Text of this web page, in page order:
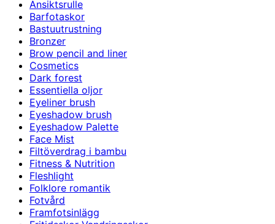
Ansiktsrulle
Barfotaskor
Bastuutrustning
Bronzer
Brow pencil and liner
Cosmetics
Dark forest
Essentiella oljor
Eyeliner brush
Eyeshadow brush
Eyeshadow Palette
Face Mist
Filtöverdrag i bambu
Fitness & Nutrition
Fleshlight
Folklore romantik
Fotvård
Framfotsinlägg